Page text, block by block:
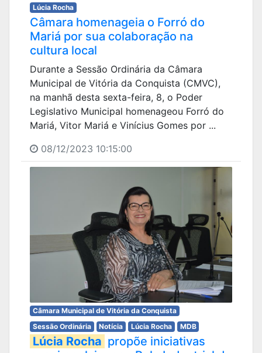
Lúcia Rocha
Câmara homenageia o Forró do
Mariá por sua colaboração na
cultura local
Durante a Sessão Ordinária da Câmara
Municipal de Vitória da Conquista (CMVC),
na manhã desta sexta-feira, 8, o Poder
Legislativo Municipal homenageou Forró do
Mariá, Vitor Mariá e Vinícius Gomes por ...
08/12/2023 10:15:00
Câmara Municipal de Vitória da Conquista
Sessão Ordinária
Notícia Lúcia Rocha MDB
Lúcia Rocha propõe iniciativas